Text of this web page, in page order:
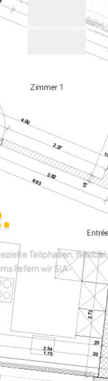
ArchifyDienstleistungen
Teilphasen, flexibel,
liefern wir SIA-